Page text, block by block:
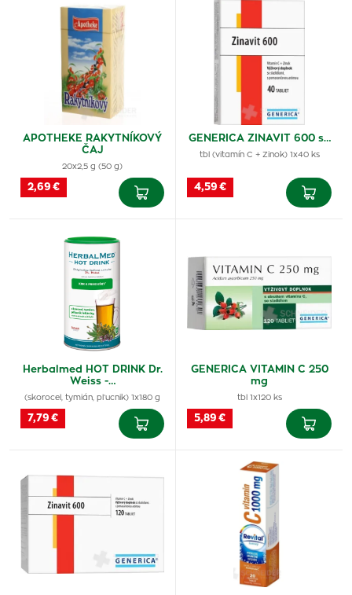
APOTHEKE RAKYTNÍKOVÝ
ČAJ
20x2,5 g (50 g)
2,69 €
GENERICA ZINAVIT 600 s…
tbl (vitamín C + Zinok) 1x40 ks
4,59 €
Herbalmed HOT DRINK Dr.
Weiss -…
(skorocel, tymián, pľucnik) 1x180 g
7,79 €
GENERICA VITAMIN C 250
mg
tbl 1x120 ks
5,89 €